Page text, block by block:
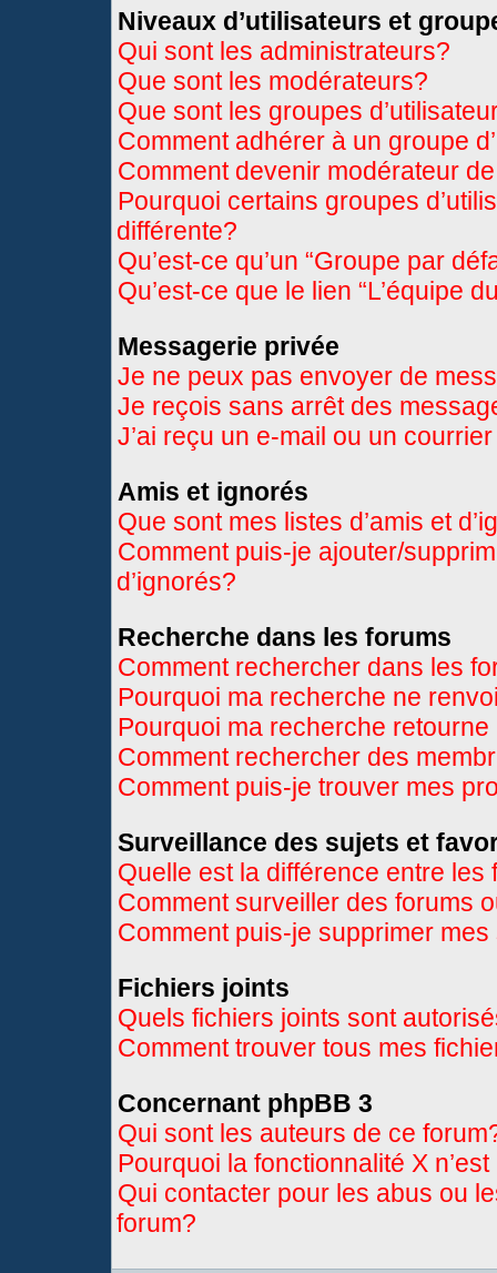
Niveaux d’utilisateurs et
Qui sont les administrateurs?
Que sont les modérateurs?
Que sont les groupes
Comment adhérer à un groupe
Comment devenir modérateur
Pourquoi certains groupes
différente?
Qu’est-ce qu’un “Groupe par
Qu’est-ce que le lien “L’équipe
Messagerie privée
Je ne peux pas envoyer de
Je reçois sans arrêt des
J’ai reçu un e-mail ou un
Amis et ignorés
Que sont mes listes d’amis et
Comment puis-je ajouter/
d’ignorés?
Recherche dans les forums
Comment rechercher dans les
Pourquoi ma recherche ne
Pourquoi ma recherche
Comment rechercher des
Comment puis-je trouver mes
Surveillance des sujets et
Quelle est la différence entre
Comment surveiller des forums
Comment puis-je supprimer
Fichiers joints
Quels fichiers joints sont
Comment trouver tous mes
Concernant phpBB 3
Qui sont les auteurs de ce
Pourquoi la fonctionnalité X
Qui contacter pour les abus ou
forum?